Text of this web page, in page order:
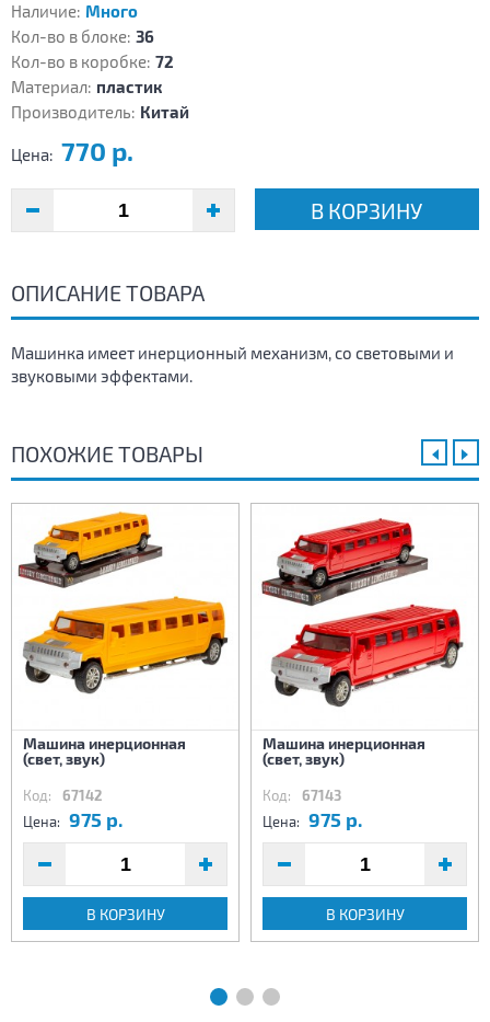
Наличие: Много
Кол-во в блоке: 36
Кол-во в коробке: 72
Материал: пластик
Производитель: Китай
Цена: 770 р.
В КОРЗИНУ
ОПИСАНИЕ ТОВАРА
Машинка имеет инерционный механизм, со световыми и
звуковыми эффектами.
ПОХОЖИЕ ТОВАРЫ
Машина инерционная
(свет, звук)
Код: 67142
Цена: 975 р.
В КОРЗИНУ
Машина инерционная
(свет, звук)
Код: 67143
Цена: 975 р.
В КОРЗИНУ